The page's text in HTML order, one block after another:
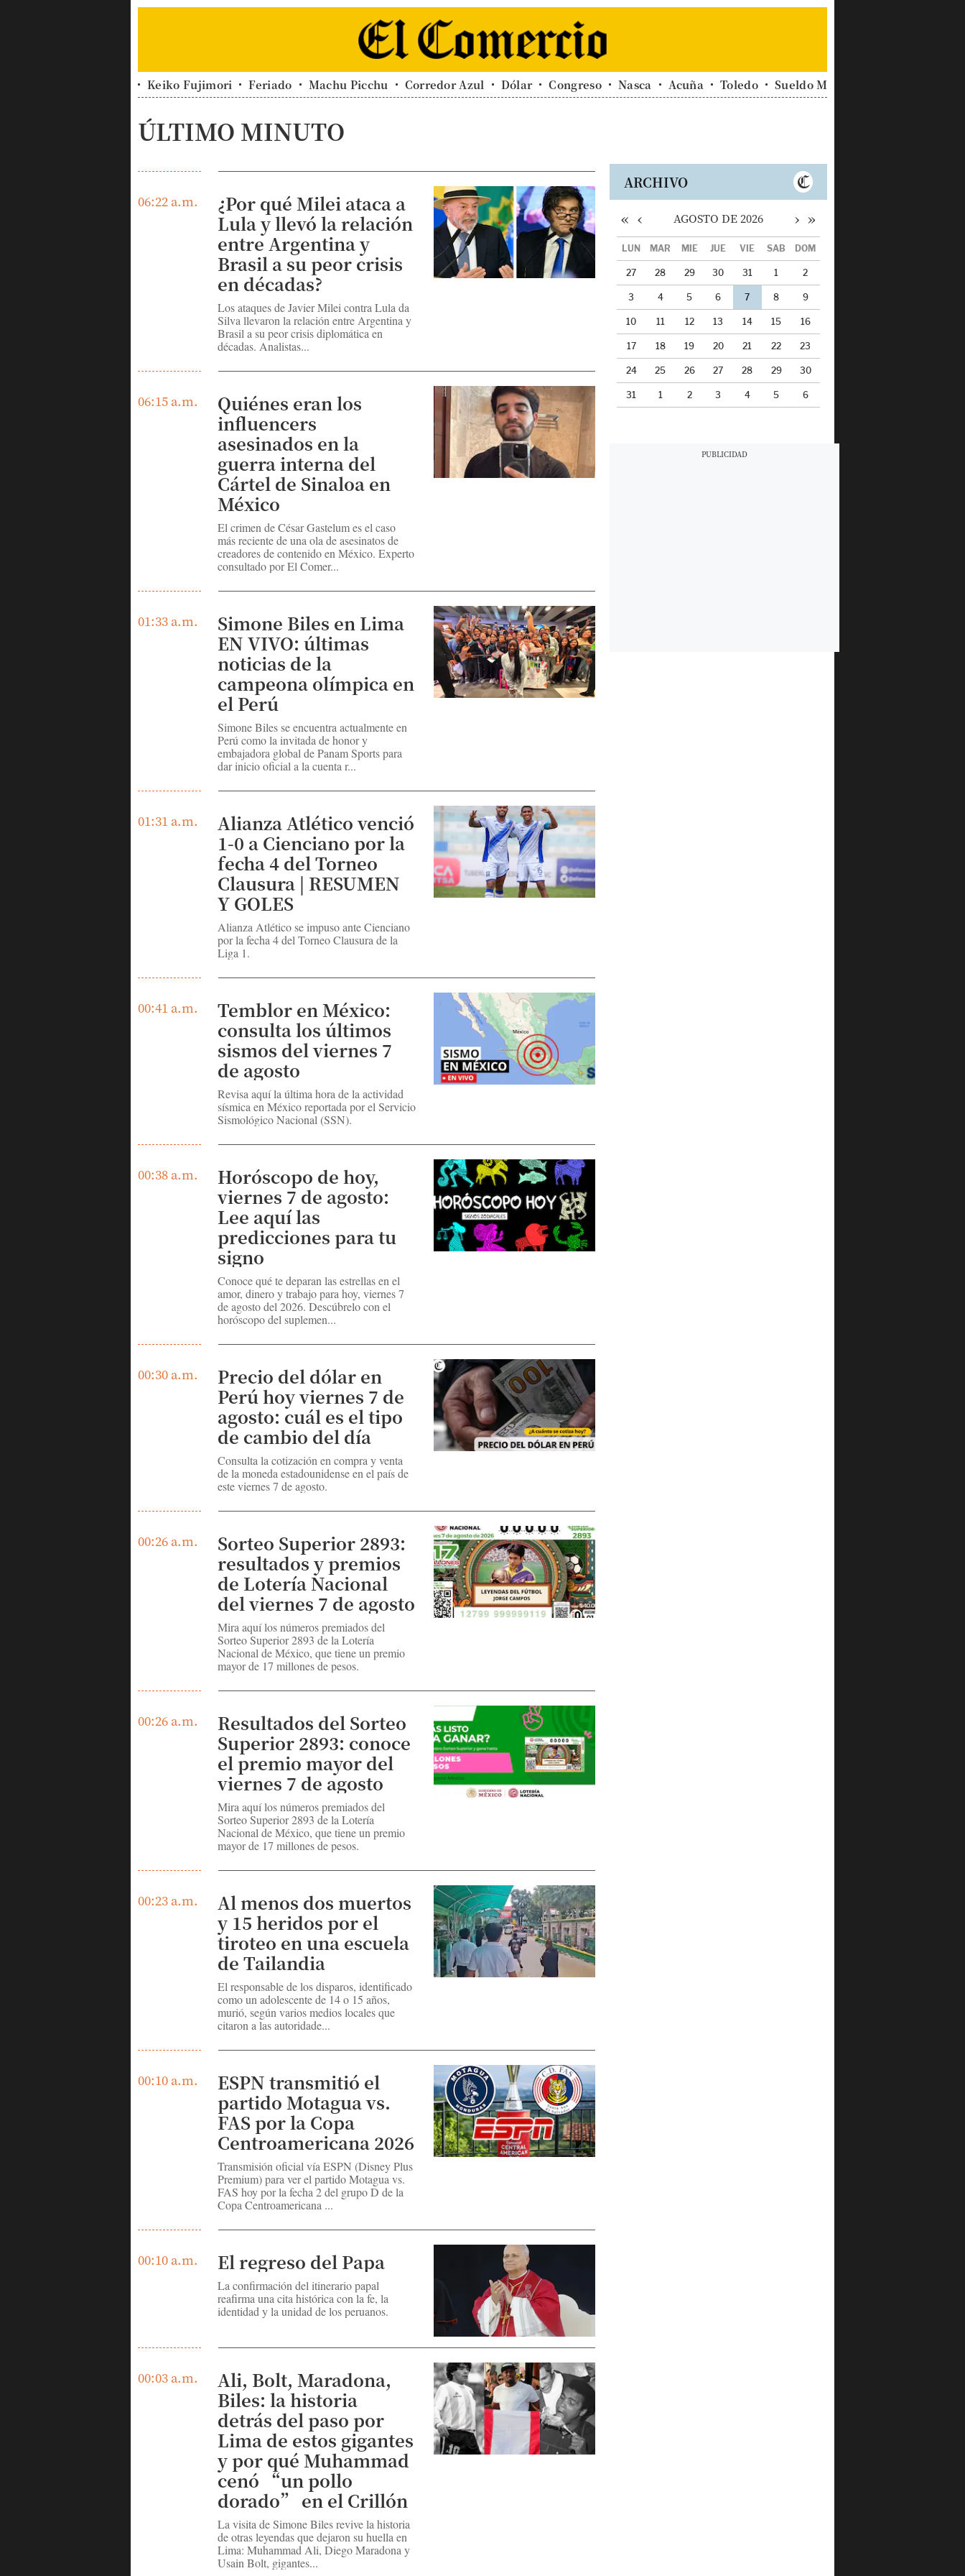
Keiko Fujimori Feriado Machu Picchu Corredor Azul Dólar Congreso Nasca Acuña Toledo Sueldo Mínimo
ÚLTIMO MINUTO
06:22 a.m.
¿Por qué Milei ataca a
Lula y llevó la relación
entre Argentina y
Brasil a su peor crisis
en décadas?
Los ataques de Javier Milei contra Lula da
Silva llevaron la relación entre Argentina y
Brasil a su peor crisis diplomática en
décadas. Analistas...
06:15 a.m.
Quiénes eran los
influencers
asesinados en la
guerra interna del
Cártel de Sinaloa en
México
El crimen de César Gastelum es el caso
más reciente de una ola de asesinatos de
creadores de contenido en México. Experto
consultado por El Comer...
01:33 a.m.
Simone Biles en Lima
EN VIVO: últimas
noticias de la
campeona olímpica en
el Perú
Simone Biles se encuentra actualmente en
Perú como la invitada de honor y
embajadora global de Panam Sports para
dar inicio oficial a la cuenta r...
01:31 a.m.
Alianza Atlético venció
1-0 a Cienciano por la
fecha 4 del Torneo
Clausura | RESUMEN
Y GOLES
Alianza Atlético se impuso ante Cienciano
por la fecha 4 del Torneo Clausura de la
Liga 1.
00:41 a.m.
Temblor en México:
consulta los últimos
sismos del viernes 7
de agosto
Revisa aquí la última hora de la actividad
sísmica en México reportada por el Servicio
Sismológico Nacional (SSN).
00:38 a.m.
Horóscopo de hoy,
viernes 7 de agosto:
Lee aquí las
predicciones para tu
signo
Conoce qué te deparan las estrellas en el
amor, dinero y trabajo para hoy, viernes 7
de agosto del 2026. Descúbrelo con el
horóscopo del suplemen...
00:30 a.m.
Precio del dólar en
Perú hoy viernes 7 de
agosto: cuál es el tipo
de cambio del día
Consulta la cotización en compra y venta
de la moneda estadounidense en el país de
este viernes 7 de agosto.
00:26 a.m.
Sorteo Superior 2893:
resultados y premios
de Lotería Nacional
del viernes 7 de agosto
Mira aquí los números premiados del
Sorteo Superior 2893 de la Lotería
Nacional de México, que tiene un premio
mayor de 17 millones de pesos.
00:26 a.m.
Resultados del Sorteo
Superior 2893: conoce
el premio mayor del
viernes 7 de agosto
Mira aquí los números premiados del
Sorteo Superior 2893 de la Lotería
Nacional de México, que tiene un premio
mayor de 17 millones de pesos.
00:23 a.m.
Al menos dos muertos
y 15 heridos por el
tiroteo en una escuela
de Tailandia
El responsable de los disparos, identificado
como un adolescente de 14 o 15 años,
murió, según varios medios locales que
citaron a las autoridade...
00:10 a.m.
ESPN transmitió el
partido Motagua vs.
FAS por la Copa
Centroamericana 2026
Transmisión oficial vía ESPN (Disney Plus
Premium) para ver el partido Motagua vs.
FAS hoy por la fecha 2 del grupo D de la
Copa Centroamericana ...
00:10 a.m. El regreso del Papa
La confirmación del itinerario papal
reafirma una cita histórica con la fe, la
identidad y la unidad de los peruanos.
00:03 a.m.
Ali, Bolt, Maradona,
Biles: la historia
detrás del paso por
Lima de estos gigantes
y por qué Muhammad
cenó “un pollo
dorado” en el Crillón
La visita de Simone Biles revive la historia
de otras leyendas que dejaron su huella en
Lima: Muhammad Ali, Diego Maradona y
Usain Bolt, gigantes...
ARCHIVO
« ‹ AGOSTO DE 2026 › »
LUN MAR MIÉ JUE VIE SÁB DOM
27 28 29 30 31 1 2
3 4 5 6 7 8 9
10 11 12 13 14 15 16
17 18 19 20 21 22 23
24 25 26 27 28 29 30
31 1 2 3 4 5 6